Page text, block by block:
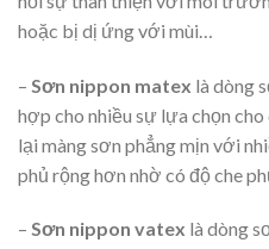
hoặc bị dị ứng với mùi…
– Sơn nippon matex là dòng
hợp cho nhiều sự lựa chọn
lại màng sơn phẳng mịn với
phủ rộng hơn nhờ có độ che
– Sơn nippon vatex là dòng